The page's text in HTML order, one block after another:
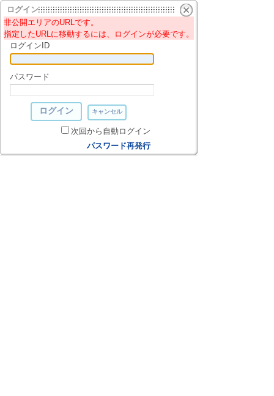
ログイン
非公開エリアのURLです。
指定したURLに移動するには、ログインが必要です。
ログインID
パスワード
次回から自動ログイン
パスワード再発行